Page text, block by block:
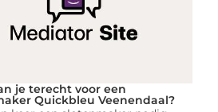
je terecht voor een
Quickbleu Veenendaal?